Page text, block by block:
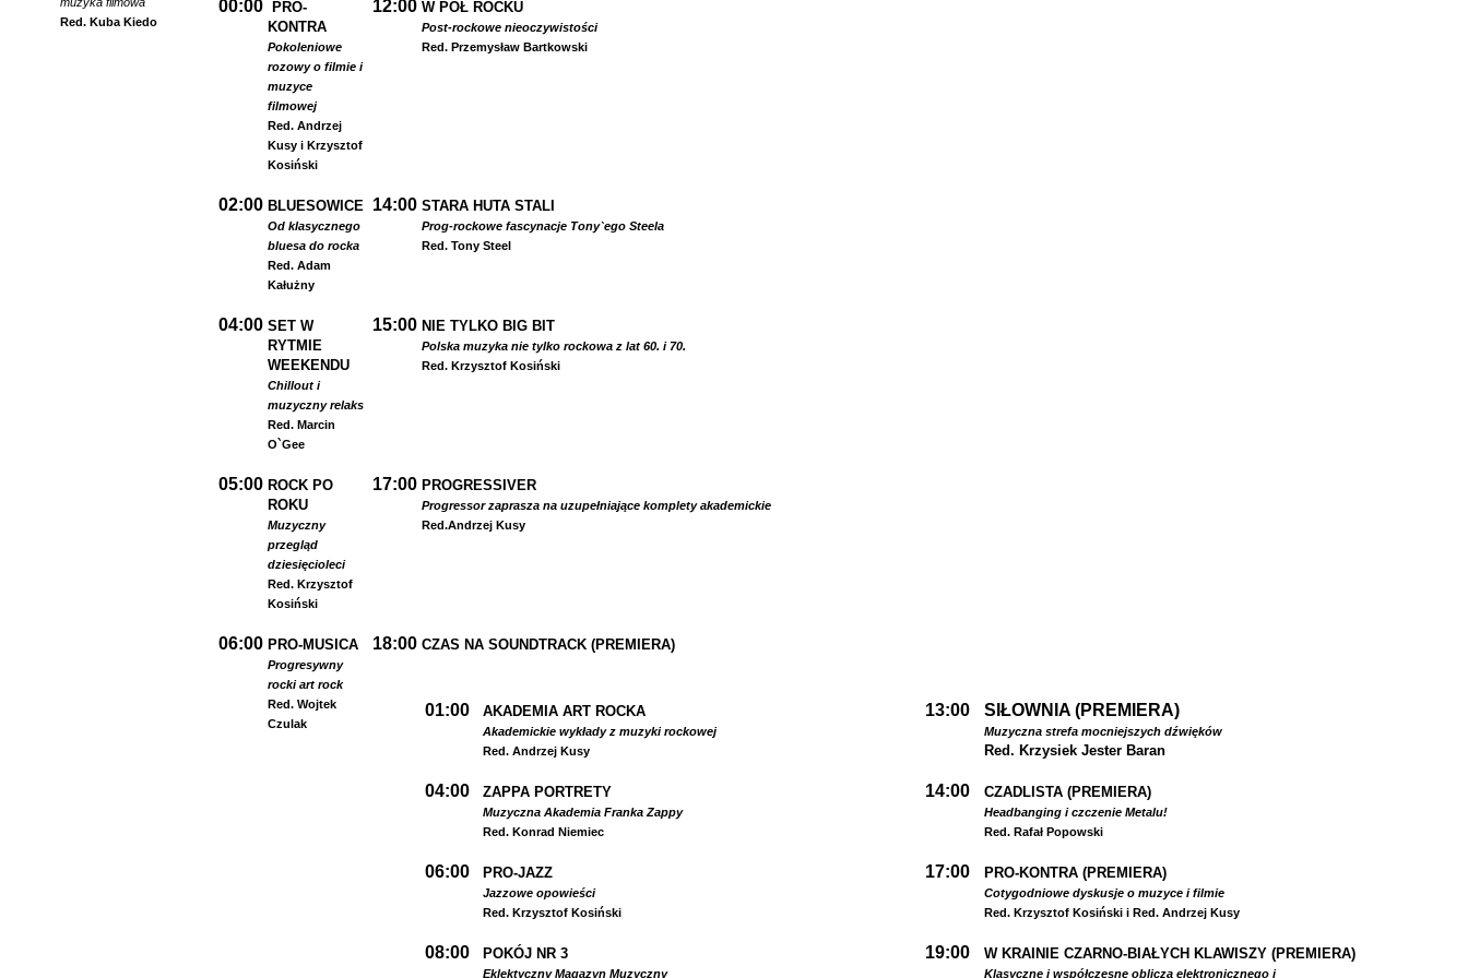
Red. Kuba Kiedo
00:00
PRO-
KONTRA
Pokoleniowe
rozowy o filmie i
muzyce
filmowej
Red. Andrzej
Kusy i Krzysztof
Kosiński
12:00 W PÓŁ ROCKU
Post-rockowe nieoczywistości
Red. Przemysław Bartkowski
02:00 BLUESOWICE
Od klasycznego
bluesa do rocka
Red. Adam
Kałużny
14:00 STARA HUTA STALI
Prog-rockowe fascynacje Tony`ego Steela
Red. Tony Steel
04:00 SET W
RYTMIE
WEEKENDU
Chillout i
muzyczny relaks
Red. Marcin
O`Gee
15:00 NIE TYLKO BIG BIT
Polska muzyka nie tylko rockowa z lat 60. i 70.
Red. Krzysztof Kosiński
05:00 ROCK PO
ROKU
Muzyczny
przegląd
dziesięcioleci
Red. Krzysztof
Kosiński
17:00 PROGRESSIVER
Progressor zaprasza na uzupełniające komplety akademickie
Red.Andrzej Kusy
06:00 PRO-MUSICA
Progresywny
rocki art rock
Red. Wojtek
Czulak
18:00 CZAS NA SOUNDTRACK (PREMIERA)
01:00 AKADEMIA ART ROCKA
Akademickie wykłady z muzyki rockowej
Red. Andrzej Kusy
13:00 SIŁOWNIA (PREMIERA)
Muzyczna strefa mocniejszych dźwięków
Red. Krzysiek Jester Baran
04:00 ZAPPA PORTRETY
Muzyczna Akademia Franka Zappy
Red. Konrad Niemiec
14:00 CZADLISTA (PREMIERA)
Headbanging i czczenie Metalu!
Red. Rafał Popowski
06:00 PRO-JAZZ
Jazzowe opowieści
Red. Krzysztof Kosiński
17:00 PRO-KONTRA (PREMIERA)
Cotygodniowe dyskusje o muzyce i filmie
Red. Krzysztof Kosiński i Red. Andrzej Kusy
08:00 POKÓJ NR 3
Eklektyczny Magazyn Muzyczny
19:00 W KRAINIE CZARNO-BIAŁYCH KLAWISZY (PREMIERA)
Klasyczne i współczesne oblicza elektronicznego i